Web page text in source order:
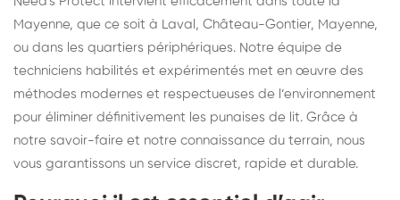
Mayenne, que ce soit à Laval, Château-Gontier, Mayenne,
ou dans les quartiers périphériques. Notre équipe de
techniciens habilités et expérimentés met en œuvre des
méthodes modernes et respectueuses de l’environnement
pour éliminer définitivement les punaises de lit. Grâce à
notre savoir-faire et notre connaissance du terrain, nous
vous garantissons un service discret, rapide et durable.